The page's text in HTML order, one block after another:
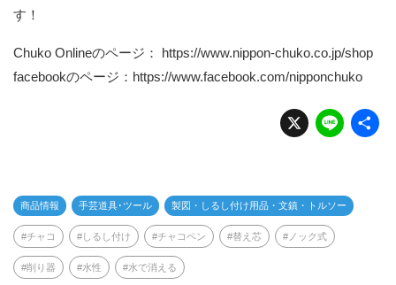
す！
Chuko Onlineのページ： https://www.nippon-chuko.co.jp/shop
facebookのページ： https://www.facebook.com/nipponchuko
X Li
n
商品情報 手芸道具･ツール 製図・しるし付け用品・文鎮・トルソー
チャコ しるし付け チャコペン 替え芯 ノック式
削り器 水性 水で消える